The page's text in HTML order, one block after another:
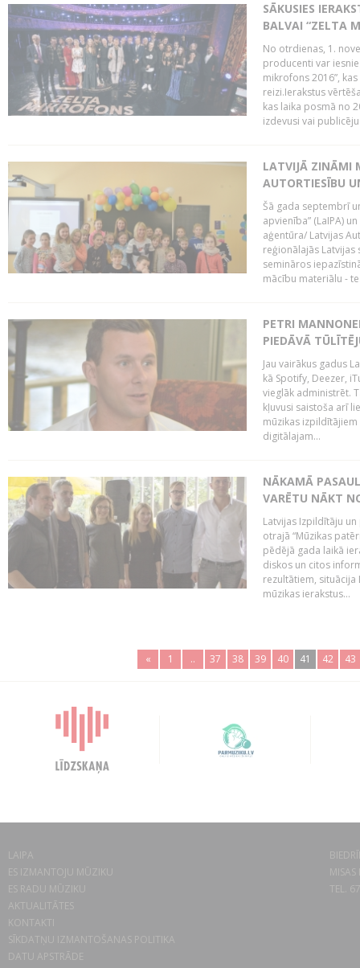
SĀKUSIES
BALVAI “ZELTA
No otrdienas, 1.
producenti var
mikrofons 2016”,
reizi.Ierakstus
kas laika posmā no
izdevusi vai
LATVIJĀ ZINĀMI
AUTORTIESĪBU
Šā gada septembrī
apvienība” (LaIPA)
aģentūra/ Latvijas
reģionālajās
semināros
mācību materiālu -
PETRI
PIEDĀVĀ
Jau vairākus gadus
kā Spotify, Deezer,
vieglāk administrēt.
kļuvusi saistoša arī
mūzikas
digitālajam...
NĀKAMĀ
VARĒTU NĀKT
Latvijas Izpildītāju
otrajā “Mūzikas
pēdējā gada laikā
diskos un citos
rezultātiem, situācija
mūzikas ierakstus...
« 1 .. 37 38 39 40 41 42 43
LAIPA
ES IZMANTOJU MŪZIKU
ES RADU MŪZIKU
AKTUALITĀTES
KONTAKTI
SĪKDATŅU IZMANTOŠANAS POLITIKA
DATU APSTRĀDE
TEL.